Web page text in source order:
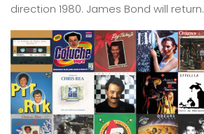
direction 1980. James Bond will return.